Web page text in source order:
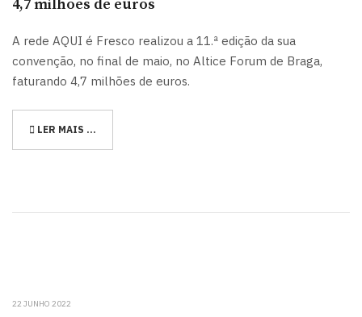
4,7 milhões de euros
A rede AQUI é Fresco realizou a 11.ª edição da sua
convenção, no final de maio, no Altice Forum de Braga,
faturando 4,7 milhões de euros.
LER MAIS …
22 JUNHO 2022